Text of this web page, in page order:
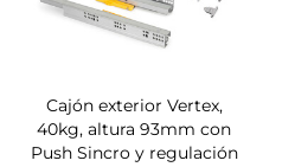
Cajón exterior Vertex,
40kg, altura 93mm con
Push Sincro y regulación